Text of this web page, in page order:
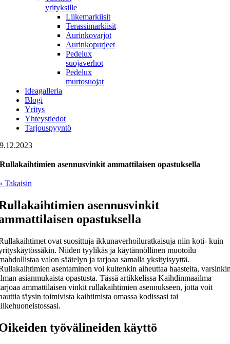
yrityksille
Liikemarkiisit
Terassimarkiisit
Aurinkovarjot
Aurinkopurjeet
Pedelux
suojaverhot
Pedelux
murtosuojat
Ideagalleria
Blogi
Yritys
Yhteystiedot
Tarjouspyyntö
9.12.2023
Rullakaihtimien asennusvinkit ammattilaisen opastuksella
Takaisin
asennusvinkit
opastuksella
ovat suosittuja ikkunaverhoiluratkaisuja niin koti- kuin
Niiden tyylikäs ja käytännöllinen muotoilu
valon säätelyn ja tarjoaa samalla yksityisyyttä.
asentaminen voi kuitenkin aiheuttaa haasteita,
asianmukaista opastusta. Tässä artikkelissa Kaihdinmaailma
ammattilaisen vinkit rullakaihtimien asennukseen, jotta voit
täysin toimivista kaihtimista omassa kodissasi tai
työvälineiden käyttö